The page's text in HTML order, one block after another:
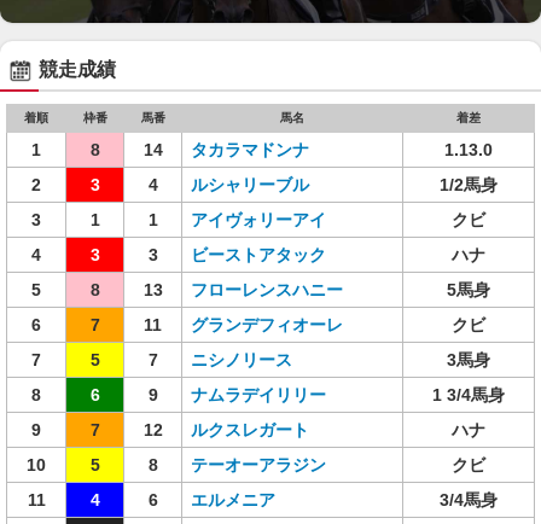
競走成績
着順 枠番 馬番 馬名 着差
1 8 14 タカラマドンナ
1.13.0
2
3 4 ルシャリーブル
1/2馬身
3
1 1 アイヴォリーアイ
クビ
4
3 3 ビーストアタック
ハナ
5
8 13 フローレンスハニー
5馬身
6
7 11 グランデフィオーレ
クビ
7
5 7 ニシノリース
3馬身
8
6 9 ナムラデイリリー
1 3/4馬身
9
7 12 ルクスレガート
ハナ
10
5 8 テーオーアラジン
クビ
11
4 6 エルメニア
3/4馬身